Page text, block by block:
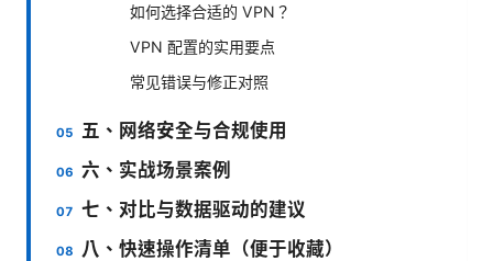
如何选择合适的 VPN？
VPN 配置的实用要点
常见错误与修正对照
五、网络安全与合规使用
六、实战场景案例
七、对比与数据驱动的建议
八、快速操作清单（便于收藏）